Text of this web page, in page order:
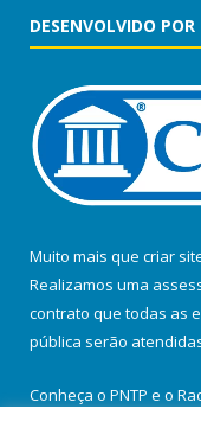
DESENVOLVIDO POR
Muito mais que criar
Realizamos uma
contrato que todas as
pública serão
Conheça o PNTP e o